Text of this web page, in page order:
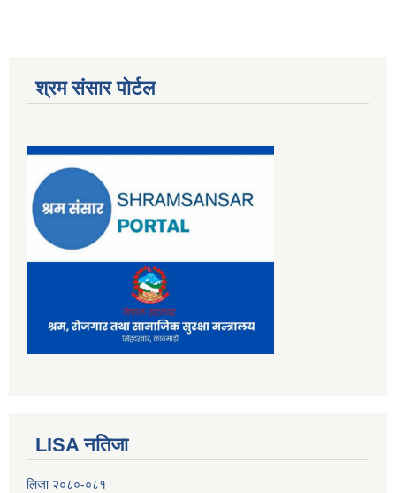
श्रम संसार पोर्टल
LISA नतिजा
लिजा २०८०-०८१